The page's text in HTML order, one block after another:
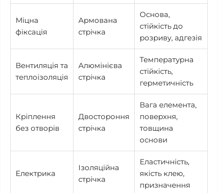
Міцна
фіксація
Армована
стрічка
Основа,
стійкість до
розриву, адгезія
Вентиляція та
теплоізоляція
Алюмінієва
стрічка
Температурна
стійкість,
герметичність
Кріплення
без отворів
Двостороння
стрічка
Вага елемента,
поверхня,
товщина
основи
Електрика
Ізоляційна
стрічка
Еластичність,
якість клею,
призначення